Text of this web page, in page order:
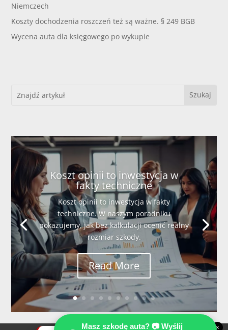
Niemczech
Koszty dochodzenia roszczeń też są ważne. § 249 BGB
Wycena auta dla księgowego po wykupie
Koszt opinii to inwestycja w
fakty techniczne
Koszt opinii to inwestycja w fakty
techniczne. W naszym poradniku
pokazujemy, jak bez kalkulacji ocenić realny
rozmiar szkody.
Read More
Masz szkodę auta? 📷 Wyślij ×